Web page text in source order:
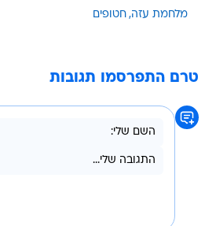
מלחמת עזה חטופים
טרם התפרסמו תגובות